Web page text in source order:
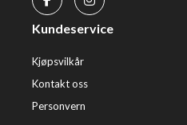
Kundeservice
Kjøpsvilkår
Kontakt oss
Personvern